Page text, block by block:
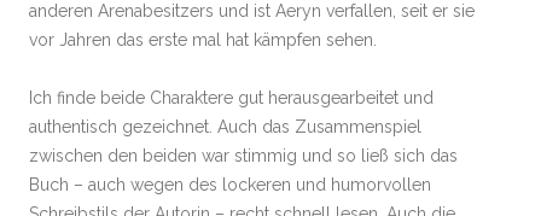
anderen Arenabesitzers und ist Aeryn verfallen, seit er sie
vor Jahren das erste mal hat kämpfen sehen.
Ich finde beide Charaktere gut herausgearbeitet und
authentisch gezeichnet. Auch das Zusammenspiel
zwischen den beiden war stimmig und so ließ sich das
Buch – auch wegen des lockeren und humorvollen